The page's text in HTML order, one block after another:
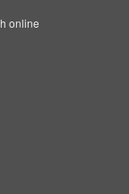
online